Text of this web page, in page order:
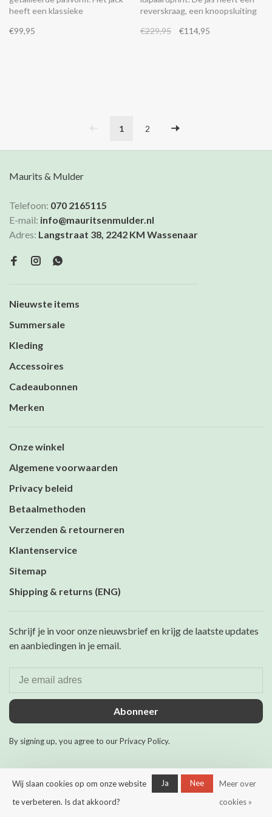
heeft een klassieke
knoopsluiting en opgestikte
€99,95
reverskraag, een knoopsluiting
klepzakken op de voorkant. NB
€229,95 €114,95
1 2
Maurits & Mulder
Telefoon: 070 2165115
E-mail: info@mauritsenmulder.nl
Adres: Langstraat 38, 2242 KM Wassenaar
Nieuwste items
Summersale
Kleding
Accessoires
Cadeaubonnen
Merken
Onze winkel
Algemene voorwaarden
Privacy beleid
Betaalmethoden
Verzenden & retourneren
Klantenservice
Sitemap
Shipping & returns (ENG)
Schrijf je in voor onze nieuwsbrief en krijg de laatste updates
en aanbiedingen in je email.
Abonneer
By signing up, you agree to our Privacy Policy.
© Copyright 2026 Maurits &
Wij slaan cookies op om onze website
te verbeteren. Is dat akkoord?
Ja Nee
Meer over
cookies »